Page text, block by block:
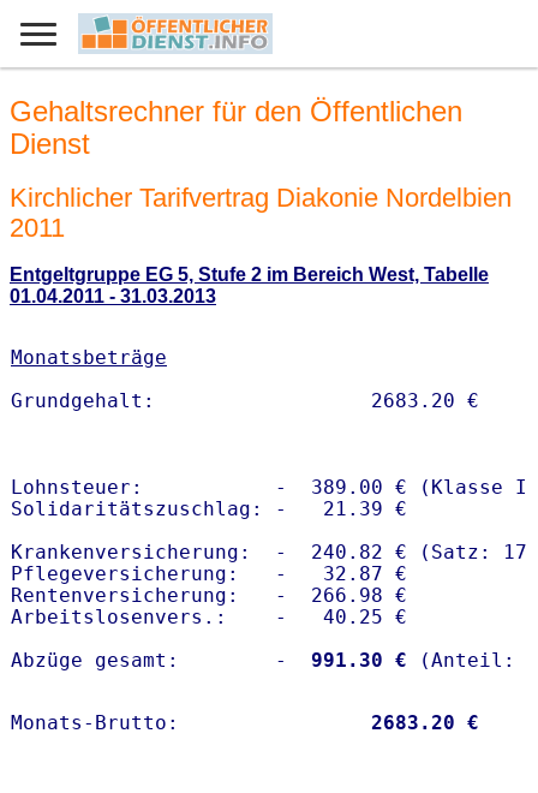
Gehaltsrechner für den Öffentlichen
Dienst
Kirchlicher Tarifvertrag Diakonie Nordelbien
2011
Entgeltgruppe EG 5, Stufe 2 im Bereich West, Tabelle
01.04.2011 - 31.03.2013
Monatsbeträge
Lohnsteuer:           -  389.00 € (Klasse I)
Solidaritätszuschlag: -   21.39 €
Krankenversicherung:  -  240.82 € (Satz:
Pflegeversicherung:   -   32.87 €
Rentenversicherung:   -  266.98 €
Arbeitslosenvers.:    -   40.25 €
Abzüge gesamt:        -
  991.30 €
Monats-Brutto: 2683.20 €